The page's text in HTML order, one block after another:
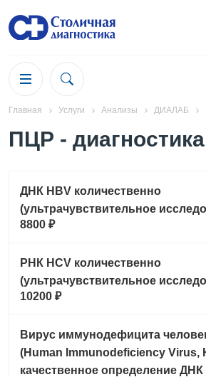
Главная Услуги Анализы ДИАЛАБ
ПЦР - диагностика
ДНК HBV количественно
(ультрачувствительное
8800 ₽
РНК HCV количественно
(ультрачувствительное
10200 ₽
Вирус иммунодефицита
(Human Immunodeficiency Virus,
качественное определение